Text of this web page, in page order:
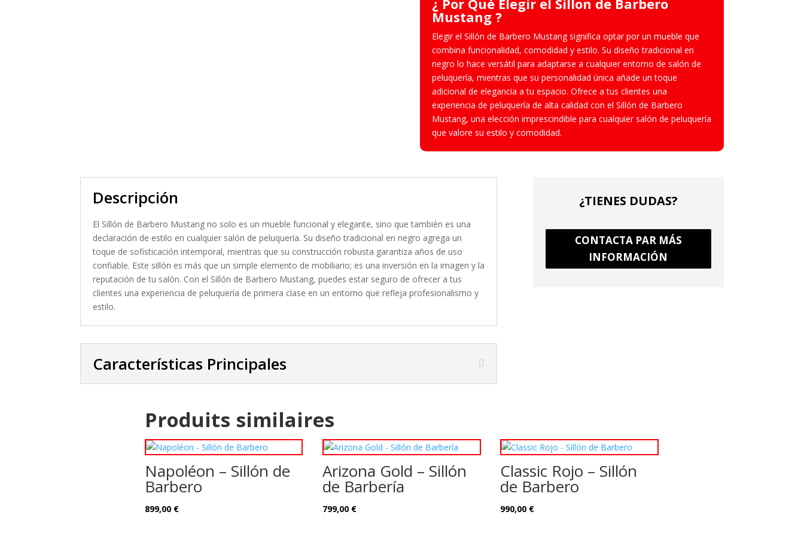
Mustang ?
Elegir el Sillón de Barbero Mustang significa optar por un mueble que
combina funcionalidad, comodidad y estilo. Su diseño tradicional en
negro lo hace versátil para adaptarse a cualquier entorno de salón de
peluquería, mientras que su personalidad única añade un toque
adicional de elegancia a tu espacio. Ofrece a tus clientes una
experiencia de peluquería de alta calidad con el Sillón de Barbero
Mustang, una elección imprescindible para cualquier salón de peluquería
que valore su estilo y comodidad.
Descripción
El Sillón de Barbero Mustang no solo es un mueble funcional y elegante, sino que también es una
declaración de estilo en cualquier salón de peluquería. Su diseño tradicional en negro agrega un
toque de sofisticación intemporal, mientras que su construcción robusta garantiza años de uso
confiable. Este sillón es más que un simple elemento de mobiliario; es una inversión en la imagen y la
reputación de tu salón. Con el Sillón de Barbero Mustang, puedes estar seguro de ofrecer a tus
clientes una experiencia de peluquería de primera clase en un entorno que refleja profesionalismo y
estilo.
Características Principales
¿TIENES DUDAS?
CONTACTA PAR MÁS
INFORMACIÓN
Produits similaires
Napoléon – Sillón de
Barbero
899,00 €
Arizona Gold – Sillón
de Barbería
799,00 €
Classic Rojo – Sillón
de Barbero
990,00 €